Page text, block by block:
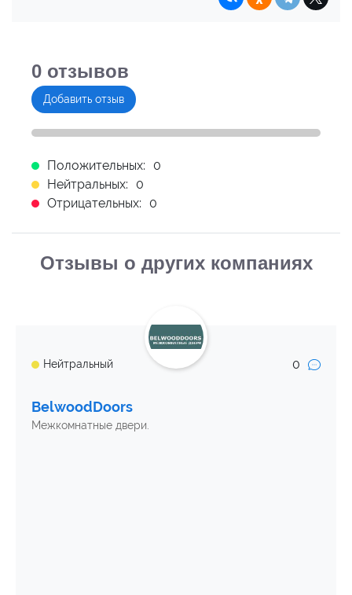
0 отзывов
Добавить отзыв
Положительных:
0
Нейтральных:
0
Отрицательных:
0
Отзывы о других компаниях
Нейтральный 0
BelwoodDoors
Межкомнатные двери.